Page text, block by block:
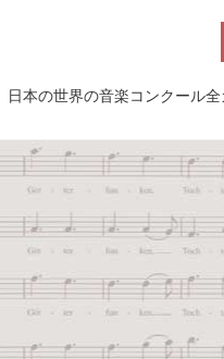
日本の世界の音楽コンクール全